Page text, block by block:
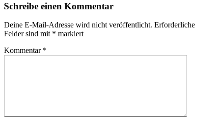
Schreibe einen Kommentar
Deine E-Mail-Adresse wird nicht veröffentlicht. Erforderliche
Felder sind mit * markiert
Kommentar *